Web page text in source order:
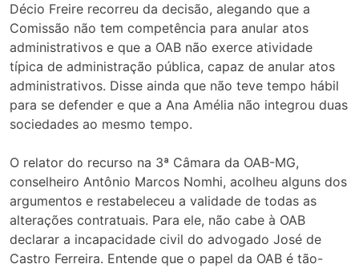
Décio Freire recorreu da decisão, alegando que a
Comissão não tem competência para anular atos
administrativos e que a OAB não exerce atividade
típica de administração pública, capaz de anular atos
administrativos. Disse ainda que não teve tempo hábil
para se defender e que a Ana Amélia não integrou duas
sociedades ao mesmo tempo.
O relator do recurso na 3ª Câmara da OAB-MG,
conselheiro Antônio Marcos Nomhi, acolheu alguns dos
argumentos e restabeleceu a validade de todas as
alterações contratuais. Para ele, não cabe à OAB
declarar a incapacidade civil do advogado José de
Castro Ferreira. Entende que o papel da OAB é tão-